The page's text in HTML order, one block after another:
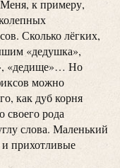
к примеру,
Сколько лёгких,
«дедушка»,
«дедище»… Но
можно
как дуб корня
своего рода
слова. Маленький
прихотливые